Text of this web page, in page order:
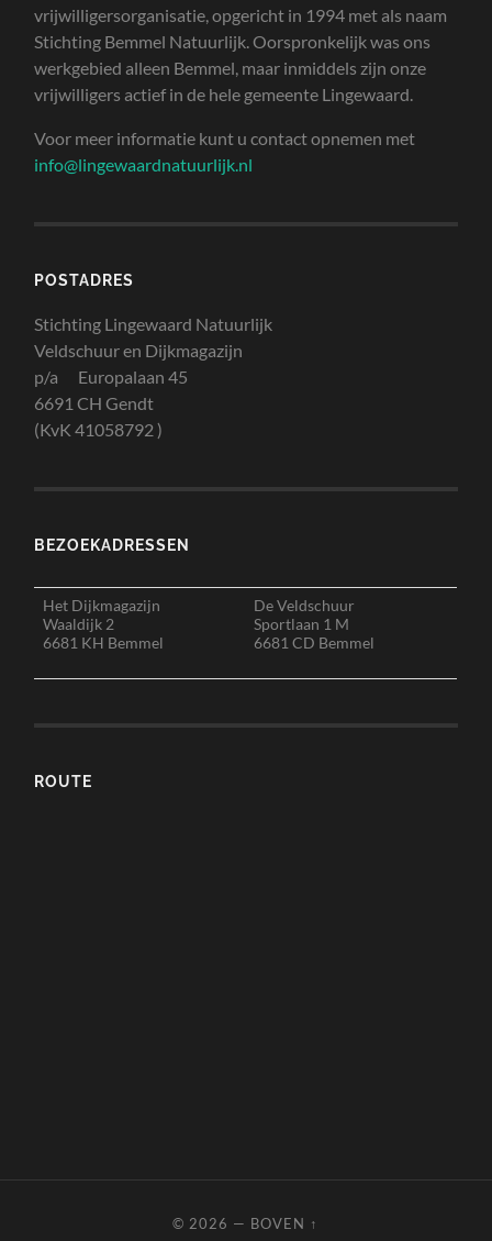
vrijwilligersorganisatie, opgericht in 1994 met als naam
Stichting Bemmel Natuurlijk. Oorspronkelijk was ons
werkgebied alleen Bemmel, maar inmiddels zijn onze
vrijwilligers actief in de hele gemeente Lingewaard.
Voor meer informatie kunt u contact opnemen met
info@lingewaardnatuurlijk.nl
POSTADRES
Stichting Lingewaard Natuurlijk
Veldschuur en Dijkmagazijn
p/a Europalaan 45
6691 CH Gendt
(KvK 41058792 )
BEZOEKADRESSEN
Het Dijkmagazijn
Waaldijk 2
6681 KH Bemmel
De Veldschuur
Sportlaan 1 M
6681 CD Bemmel
ROUTE
© 2026 — BOVEN ↑